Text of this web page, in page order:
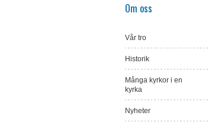
Om oss
Vår tro
Historik
Många kyrkor i en
kyrka
Nyheter